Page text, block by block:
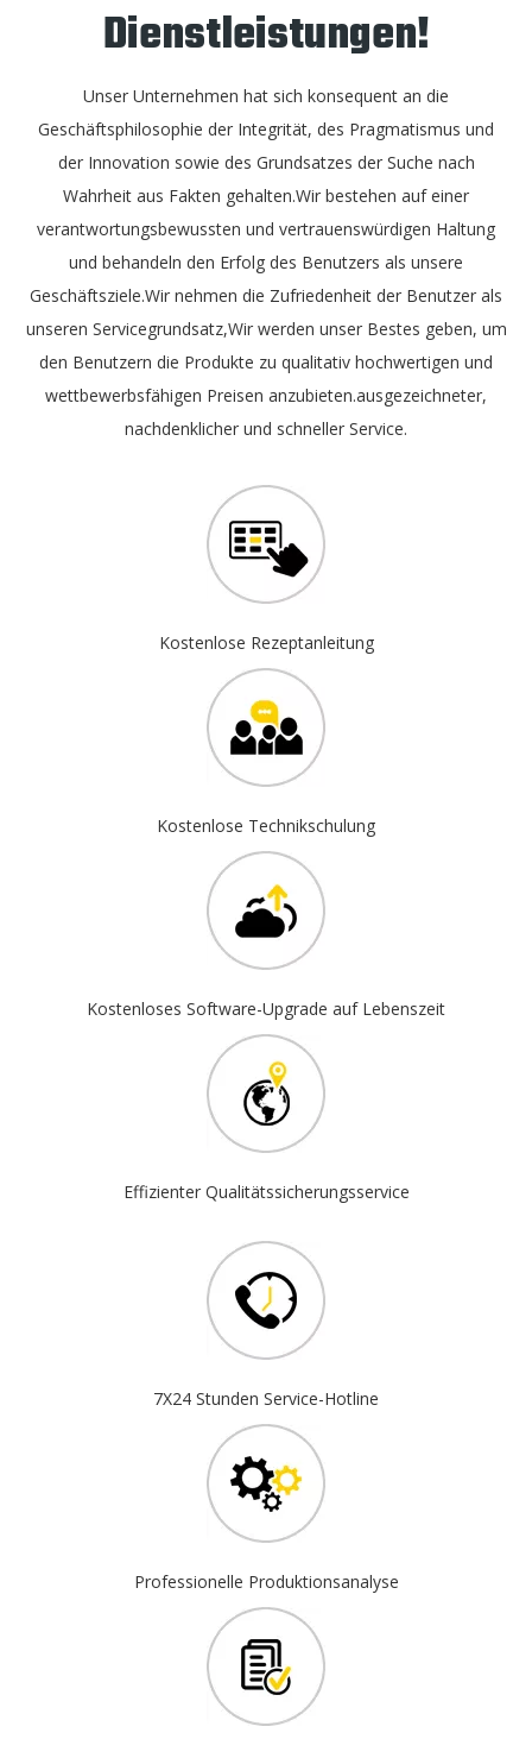
Dienstleistungen!
Unser Unternehmen hat sich konsequent an die
Geschäftsphilosophie der Integrität, des Pragmatismus und
der Innovation sowie des Grundsatzes der Suche nach
Wahrheit aus Fakten gehalten.Wir bestehen auf einer
verantwortungsbewussten und vertrauenswürdigen Haltung
und behandeln den Erfolg des Benutzers als unsere
Geschäftsziele.Wir nehmen die Zufriedenheit der Benutzer als
unseren Servicegrundsatz,Wir werden unser Bestes geben, um
den Benutzern die Produkte zu qualitativ hochwertigen und
wettbewerbsfähigen Preisen anzubieten.ausgezeichneter,
nachdenklicher und schneller Service.
Kostenlose Rezeptanleitung
Kostenlose Technikschulung
Kostenloses Software-Upgrade auf Lebenszeit
Effizienter Qualitätssicherungsservice
7X24 Stunden Service-Hotline
Professionelle Produktionsanalyse